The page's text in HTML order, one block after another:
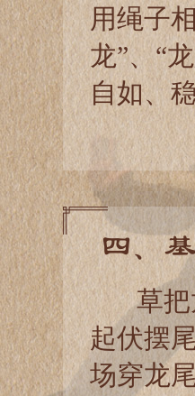
用绳子
龙”、“
自如、
四、
草把
起伏摆
场穿龙